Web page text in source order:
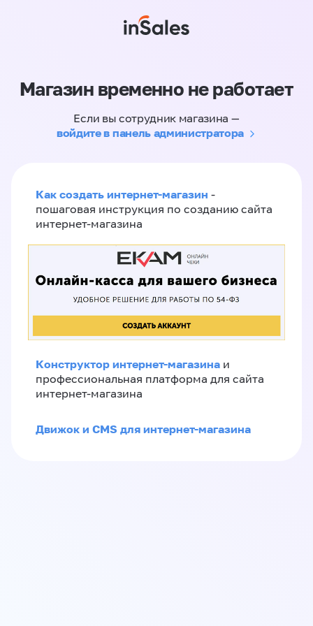
Магазин временно не работает
Если вы сотрудник магазина —
войдите в панель администратора
Как создать интернет-магазин -
пошаговая инструкция по созданию сайта
интернет-магазина
Конструктор интернет-магазина и
профессиональная платформа для сайта
интернет-магазина
Движок и CMS для интернет-магазина